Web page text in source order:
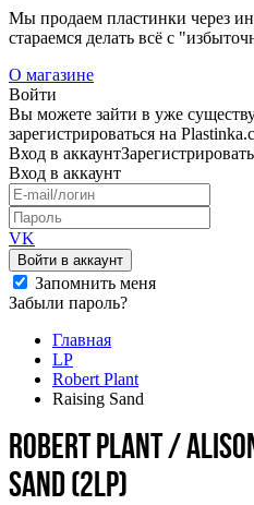
Мы продаем пластинки через
стараемся делать всё с
О магазине
Войти
Вы можете зайти в уже
зарегистрироваться на
Вход в аккаунт
Вход в аккаунт
VK
Войти в аккаунт
Запомнить меня
Забыли пароль?
Главная
LP
Robert Plant
Raising Sand
Robert Plant /
Sand (2LP)